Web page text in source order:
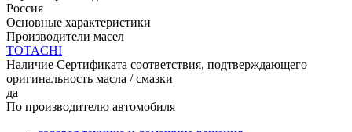
Россия
Основные характеристики
Производители масел
TOTACHI
Наличие Сертификата соответствия, подтверждающего
оригинальность масла / смазки
да
По производителю автомобиля